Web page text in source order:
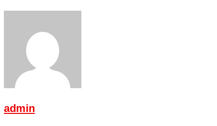
admin